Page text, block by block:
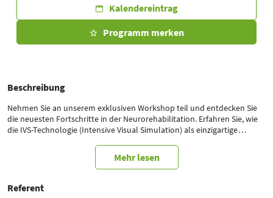
Kalendereintrag
Programm merken
Beschreibung
Nehmen Sie an unserem exklusiven Workshop teil und entdecken Sie
die neuesten Fortschritte in der Neurorehabilitation. Erfahren Sie, wie
die IVS-Technologie (Intensive Visual Simulation) als einzigartige
kennen, das darauf abzielt, Patienten aktiver in ihre Therapie
Mehr lesen
Referent